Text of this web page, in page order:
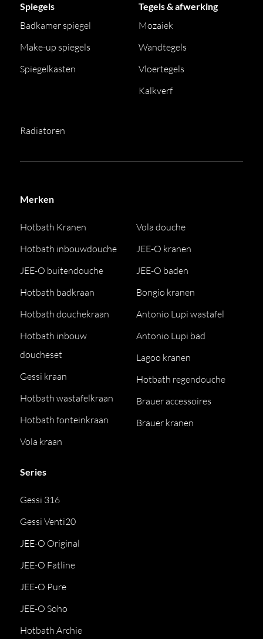
Spiegels
Badkamer spiegel
Make-up spiegels
Spiegelkasten
Tegels & afwerking
Mozaiek
Wandtegels
Vloertegels
Kalkverf
Radiatoren
Merken
Hotbath Kranen
Hotbath inbouwdouche
JEE-O buitendouche
Hotbath badkraan
Hotbath douchekraan
Hotbath inbouw
doucheset
Gessi kraan
Hotbath wastafelkraan
Hotbath fonteinkraan
Vola kraan
Vola douche
JEE-O kranen
JEE-O baden
Bongio kranen
Antonio Lupi wastafel
Antonio Lupi bad
Lagoo kranen
Hotbath regendouche
Brauer accessoires
Brauer kranen
Series
Gessi 316
Gessi Venti20
JEE-O Original
JEE-O Fatline
JEE-O Pure
JEE-O Soho
Hotbath Archie